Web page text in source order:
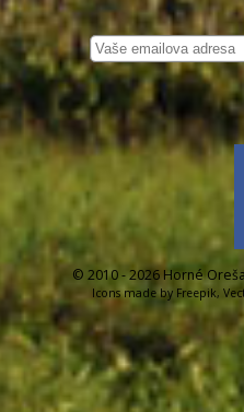
© 2010 - 2026 Horné
Icons made by Freepik,